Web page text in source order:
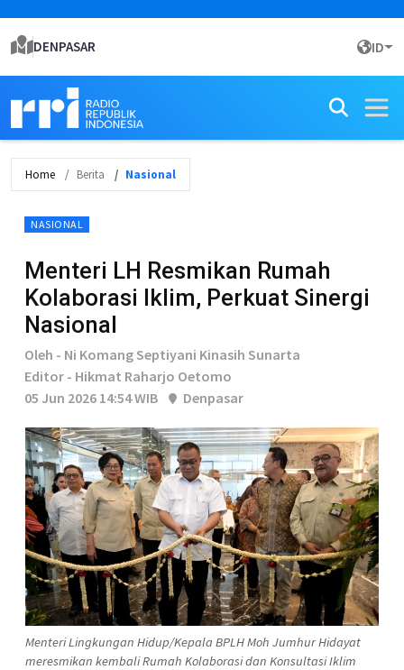
DENPASAR ID
Home Berita Nasional
NASIONAL
Menteri LH Resmikan Rumah
Kolaborasi Iklim, Perkuat Sinergi
Nasional
Oleh - Ni Komang Septiyani Kinasih Sunarta
Editor - Hikmat Raharjo Oetomo
05 Jun 2026 14:54 WIB
Denpasar
Menteri Lingkungan Hidup/Kepala BPLH Moh Jumhur Hidayat
meresmikan kembali Rumah Kolaborasi dan Konsultasi Iklim